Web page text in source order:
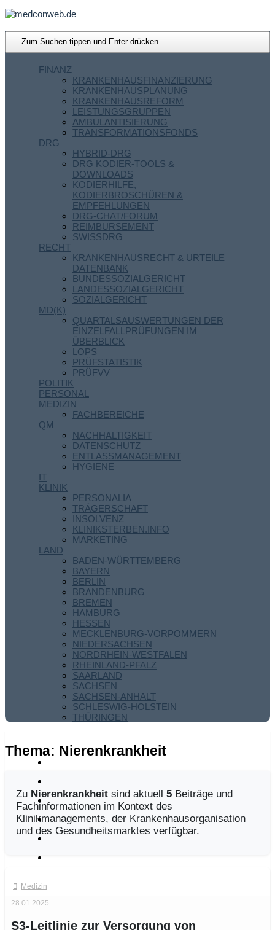
FINANZ
KRANKENHAUSFINANZIERUNG
KRANKENHAUSPLANUNG
KRANKENHAUSREFORM
LEISTUNGSGRUPPEN
AMBULANTISIERUNG
TRANSFORMATIONSFONDS
DRG
HYBRID-DRG
DRG KODIER-TOOLS &
DOWNLOADS
KODIERHILFE,
KODIERBROSCHÜREN &
EMPFEHLUNGEN
DRG-CHAT/FORUM
REIMBURSEMENT
SWISSDRG
RECHT
KRANKENHAUSRECHT & URTEILE
DATENBANK
BUNDESSOZIALGERICHT
LANDESSOZIALGERICHT
SOZIALGERICHT
MD(K)
QUARTALSAUSWERTUNGEN DER
EINZELFALLPRÜFUNGEN IM
ÜBERBLICK
LOPS
PRÜFSTATISTIK
PRÜFVV
POLITIK
PERSONAL
MEDIZIN
FACHBEREICHE
QM
NACHHALTIGKEIT
DATENSCHUTZ
ENTLASSMANAGEMENT
HYGIENE
IT
KLINIK
PERSONALIA
TRÄGERSCHAFT
INSOLVENZ
KLINIKSTERBEN.INFO
MARKETING
LAND
BADEN-WÜRTTEMBERG
BAYERN
BERLIN
BRANDENBURG
BREMEN
HAMBURG
HESSEN
MECKLENBURG-VORPOMMERN
NIEDERSACHSEN
NORDRHEIN-WESTFALEN
RHEINLAND-PFALZ
SAARLAND
SACHSEN
SACHSEN-ANHALT
SCHLESWIG-HOLSTEIN
THÜRINGEN
Thema: Nierenkrankheit
Zu Nierenkrankheit sind aktuell 5 Beiträge und
Fachinformationen im Kontext des
Klinikmanagements, der Krankenhausorganisation
und des Gesundheitsmarktes verfügbar.
Medizin
28.01.2025
S3-Leitlinie zur Versorgung von